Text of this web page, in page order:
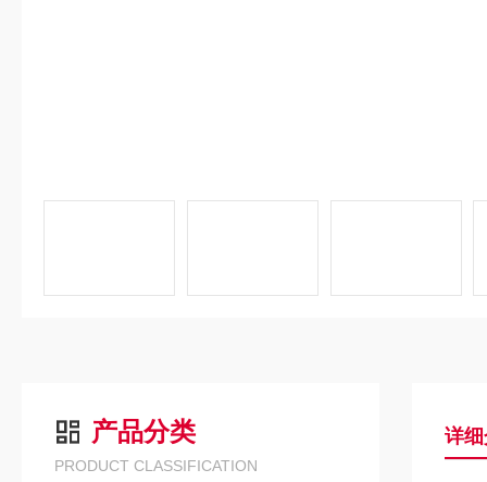
产品分类
PRODUCT CLASSIFICATION
详